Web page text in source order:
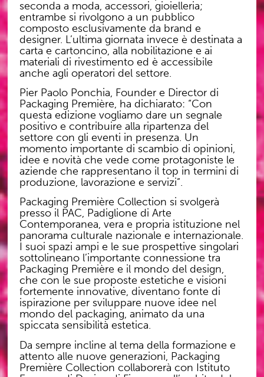
seconda a moda, accessori, gioielleria;
entrambe si rivolgono a un pubblico
composto esclusivamente da brand e
designer. L’ultima giornata invece è destinata a
carta e cartoncino, alla nobilitazione e ai
materiali di rivestimento ed è accessibile
anche agli operatori del settore.
Pier Paolo Ponchia, Founder e Director di
Packaging Première, ha dichiarato: “Con
questa edizione vogliamo dare un segnale
positivo e contribuire alla ripartenza del
settore con gli eventi in presenza. Un
momento importante di scambio di opinioni,
idee e novità che vede come protagoniste le
aziende che rappresentano il top in termini di
produzione, lavorazione e servizi”.
Packaging Première Collection si svolgerà
presso il PAC, Padiglione di Arte
Contemporanea, vera e propria istituzione nel
panorama culturale nazionale e internazionale.
I suoi spazi ampi e le sue prospettive singolari
sottolineano l’importante connessione tra
Packaging Première e il mondo del design,
che con le sue proposte estetiche e visioni
fortemente innovative, diventano fonte di
ispirazione per sviluppare nuove idee nel
mondo del packaging, animato da una
spiccata sensibilità estetica.
Da sempre incline al tema della formazione e
attento alle nuove generazioni, Packaging
Première Collection collaborerà con Istituto